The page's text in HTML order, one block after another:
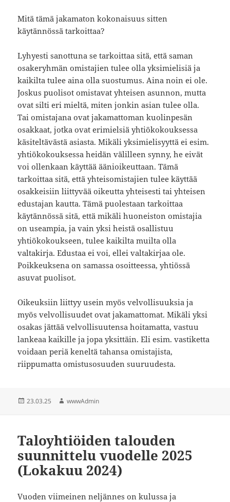
Mitä tämä jakamaton kokonaisuus sitten
käytännössä tarkoittaa?
Lyhyesti sanottuna se tarkoittaa sitä, että saman
osakeryhmän omistajien tulee olla yksimielisiä ja
kaikilta tulee aina olla suostumus. Aina noin ei ole.
Joskus puolisot omistavat yhteisen asunnon, mutta
ovat silti eri mieltä, miten jonkin asian tulee olla.
Tai omistajana ovat jakamattoman kuolinpesän
osakkaat, jotka ovat erimielsiä yhtiökokouksessa
käsiteltävästä asiasta. Mikäli yksimielisyyttä ei esim.
yhtiökokouksessa heidän välilleen synny, he eivät
voi ollenkaan käyttää äänioikeuttaan. Tämä
tarkoittaa sitä, että yhteisomistajien tulee käyttää
osakkeisiin liittyvää oikeutta yhteisesti tai yhteisen
edustajan kautta. Tämä puolestaan tarkoittaa
käytännössä sitä, että mikäli huoneiston omistajia
on useampia, ja vain yksi heistä osallistuu
yhtiökokoukseen, tulee kaikilta muilta olla
valtakirja. Edustaa ei voi, ellei valtakirjaa ole.
Poikkeuksena on samassa osoitteessa, yhtiössä
asuvat puolisot.
Oikeuksiin liittyy usein myös velvollisuuksia ja
myös velvollisuudet ovat jakamattomat. Mikäli yksi
osakas jättää velvollisuutensa hoitamatta, vastuu
lankeaa kaikille ja jopa yksittäin. Eli esim. vastiketta
voidaan periä keneltä tahansa omistajista,
riippumatta omistusosuuden suuruudesta.
Julkaistu
23.03.25 Kirjoittaja
wwwAdmin
Taloyhtiöiden talouden
suunnittelu vuodelle 2025
(Lokakuu 2024)
Vuoden viimeinen neljännes on kulussa ja